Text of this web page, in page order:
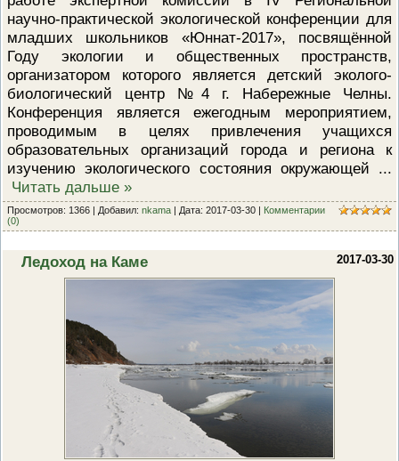
ПРОВЕРОЧНЫЙ ЛИСТ,
ПРИМЕНЯЕМЫЙ ПРИ
ОСУЩЕСТВЛЕНИИ
ГОСУДАРСТВЕННОГО
ОБЛАСТИ ОХРАНЫ И
ИСПОЛЬЗОВАНИЯ ООПТ
ФЕДЕРАЛЬНОГО ЗНАЧЕНИЯ
ПРОГРАММА ПРОФИЛАКТИКИ
РИСКОВ ПРИЧИНЕНИЯ
ПЛАН ПРОВЕДЕНИЯ
КОНТРОЛЬНЫХ
МЕРОПРИЯТИЙ
СВЕДЕНИЙ, КОТОРЫЕ МОГУТ
ЗАПРАШИВАТЬСЯ
(НАДЗОРНЫМ) ОРГАНОМ У
научно-практической экологической конференции для
младших школьников «Юннат-2017», посвящённой
Году экологии и общественных пространств,
организатором которого является детский эколого-
биологический центр №4 г. Набережные Челны.
Конференция является ежегодным мероприятием,
проводимым в целях привлечения учащихся
образовательных организаций города и региона к
изучению экологического состояния окружающей ...
Читать дальше »
Просмотров: 1366 | Добавил: nkama | Дата: 2017-03-30 | Комментарии
(0)
2017-03-30
Ледоход на Каме